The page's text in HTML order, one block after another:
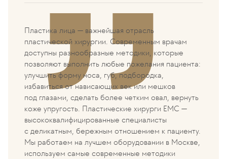
Пластика лица — важнейшая отрасль
пластической хирургии. Современным врачам
доступны разнообразные методики, которые
позволяют выполнить любые пожелания пациента:
улучшить форму носа, губ, подбородка,
избавиться от нависающих век или мешков
под глазами, сделать более четким овал, вернуть
коже упругость. Пластические хирурги EMC —
высококвалифицированные специалисты
с деликатным, бережным отношением к пациенту.
Мы работаем на лучшем оборудовании в Москве,
используем самые современные методики